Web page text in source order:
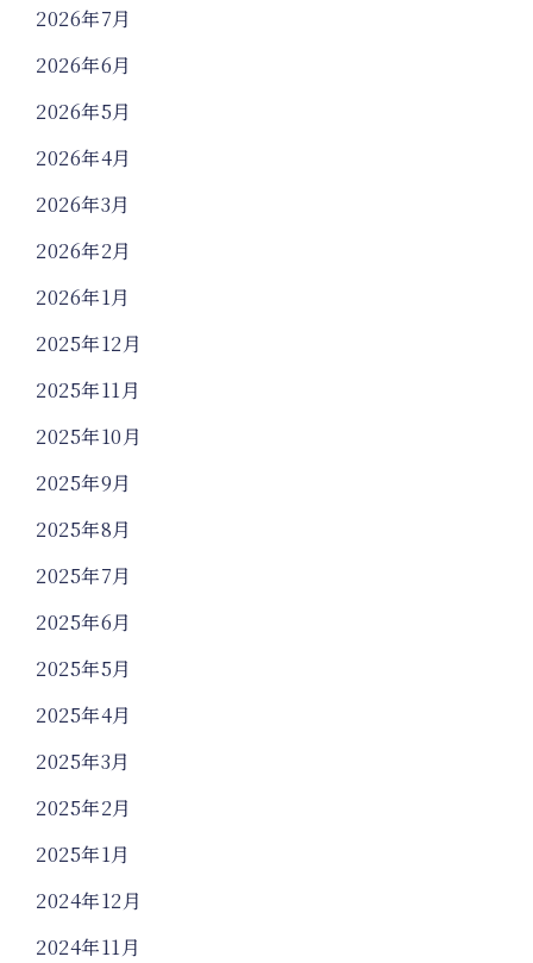
2026年7月
2026年6月
2026年5月
2026年4月
2026年3月
2026年2月
2026年1月
2025年12月
2025年11月
2025年10月
2025年9月
2025年8月
2025年7月
2025年6月
2025年5月
2025年4月
2025年3月
2025年2月
2025年1月
2024年12月
2024年11月